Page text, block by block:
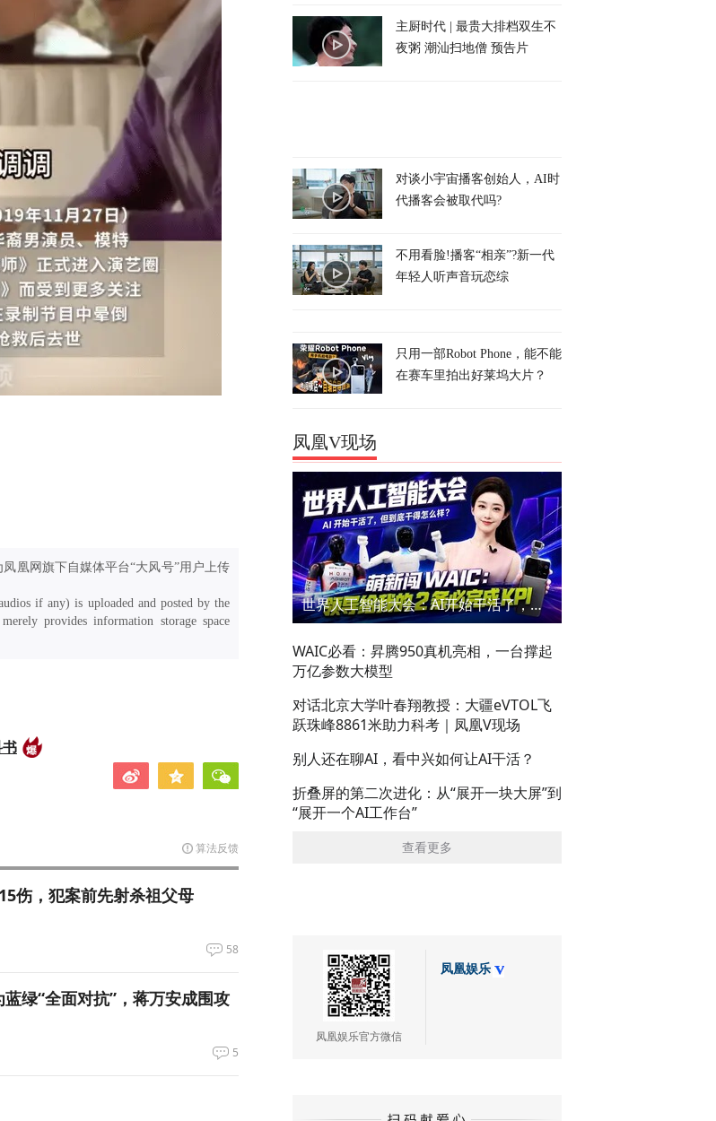
凰网旗下自媒体平台“大风号”用户上传
if any) is uploaded and posted by the
provides information storage space
算法反馈
伤，犯案前先射杀祖父母
58
绿“全面对抗”，蒋万安成围攻
5
主厨时代 | 最贵大排档双生不
夜粥 潮汕扫地僧 预告片
对谈小宇宙播客创始人，AI时
代播客会被取代吗?
不用看脸!播客“相亲”?新一代
年轻人听声音玩恋综
只用一部Robot Phone，能不能
在赛车里拍出好莱坞大片？
凤凰V现场
世界人工智能大会：AI开始干活了，但到底干的怎么样？萌新闯WAIC
WAIC必看：昇腾950真机亮相，一台撑起
万亿参数大模型
对话北京大学叶春翔教授：大疆eVTOL飞
跃珠峰8861米助力科考｜凤凰V现场
别人还在聊AI，看中兴如何让AI干活？
折叠屏的第二次进化：从“展开一块大屏”到
“展开一个AI工作台”
查看更多
凤凰娱乐官方微信
凤凰娱乐